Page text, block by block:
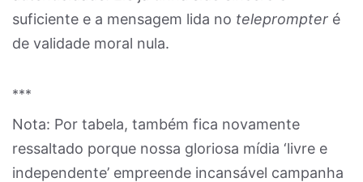
suficiente e a mensagem lida no teleprompter é
de validade moral nula.
***
Nota: Por tabela, também fica novamente
ressaltado porque nossa gloriosa mídia ‘livre e
independente’ empreende incansável campanha